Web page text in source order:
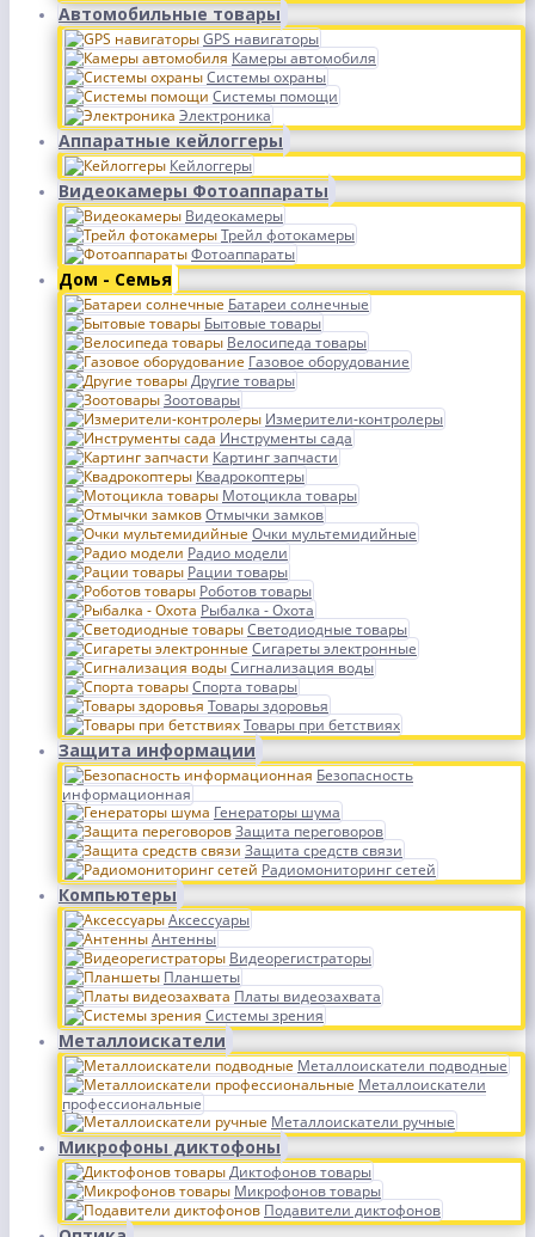
Автомобильные товары
GPS навигаторы
Камеры автомобиля
Системы охраны
Системы помощи
Электроника
Аппаратные кейлоггеры
Кейлоггеры
Видеокамеры Фотоаппараты
Видеокамеры
Трейл фотокамеры
Фотоаппараты
Дом - Семья
Батареи солнечные
Бытовые товары
Велосипеда товары
Газовое оборудование
Другие товары
Зоотовары
Измерители-контролеры
Инструменты сада
Картинг запчасти
Квадрокоптеры
Мотоцикла товары
Отмычки замков
Очки мультемидийные
Радио модели
Рации товары
Роботов товары
Рыбалка - Охота
Светодиодные товары
Сигареты электронные
Сигнализация воды
Спорта товары
Товары здоровья
Товары при бетствиях
Защита информации
Безопасность
информационная
Генераторы шума
Защита переговоров
Защита средств связи
Радиомониторинг сетей
Компьютеры
Аксессуары
Антенны
Видеорегистраторы
Планшеты
Платы видеозахвата
Системы зрения
Металлоискатели
Металлоискатели подводные
Металлоискатели
профессиональные
Металлоискатели ручные
Микрофоны диктофоны
Диктофонов товары
Микрофонов товары
Подавители диктофонов